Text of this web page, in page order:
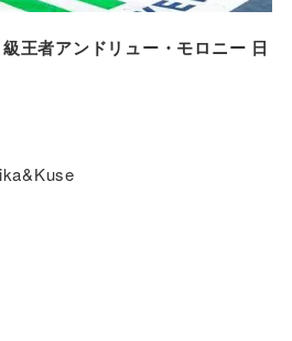
王者アンドリュー・モロニー 日